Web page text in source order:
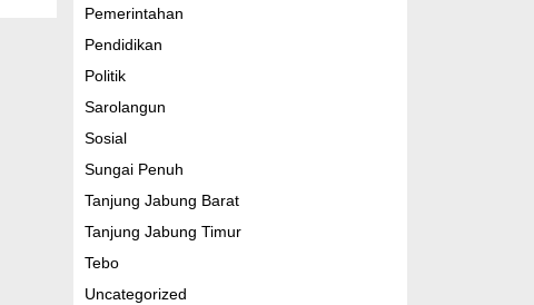
Pemerintahan
Pendidikan
Politik
Sarolangun
Sosial
Sungai Penuh
Tanjung Jabung Barat
Tanjung Jabung Timur
Tebo
Uncategorized